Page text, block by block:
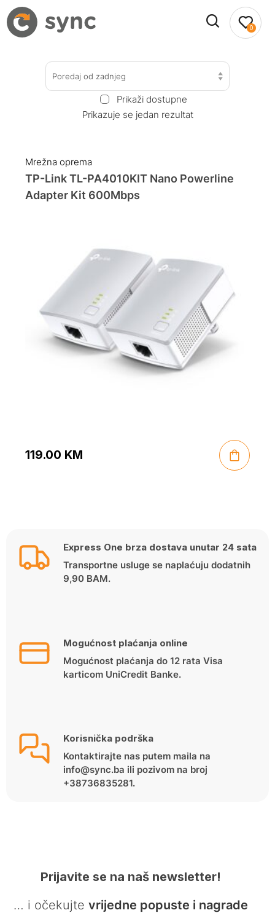
0
Poredaj od zadnjeg
Prikaži dostupne
Prikazuje se jedan rezultat
Mrežna oprema
TP-Link TL-PA4010KIT Nano Powerline
Adapter Kit 600Mbps
119.00 KM
Express One brza dostava unutar 24 sata
Transportne usluge se naplaćuju dodatnih
9,90 BAM.
Mogućnost plaćanja online
Mogućnost plaćanja do 12 rata Visa
karticom UniCredit Banke.
Korisnička podrška
Kontaktirajte nas putem maila na
info@sync.ba ili pozivom na broj
+38736835281.
Prijavite se na naš newsletter!
… i očekujte vrijedne popuste i nagrade